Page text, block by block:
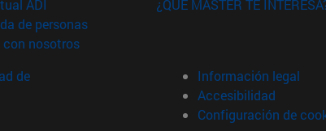
ADI (abre en nueva ventana)
de personas(abre en nueva ventana)
con nosotros(abre en nueva ventana)
¿QUÉ MÁSTER TE
de
Información legal
Accesibilidad
Configuración de